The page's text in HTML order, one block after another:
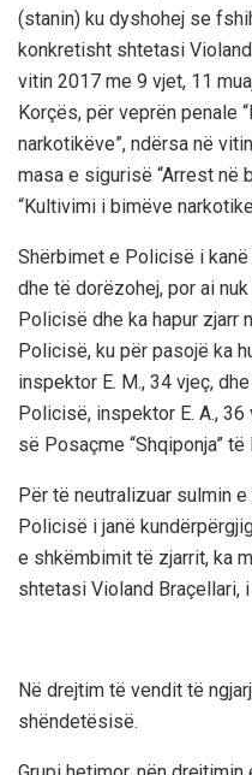
(stanin) ku dyshohej se
konkretisht shtetasi
vitin 2017 me 9 vjet, 11
Korçës, për veprën penale
narkotikëve”, ndërsa në
masa e sigurisë “Arrest në
“Kultivimi i bimëve
Shërbimet e Policisë i
dhe të dorëzohej, por ai
Policisë dhe ka hapur zjarr
Policisë, ku për pasojë ka
inspektor E. M., 34 vjeç,
Policisë, inspektor E. A.,
së Posaçme “Shqiponja” të
Për të neutralizuar sulmin
Policisë i janë
e shkëmbimit të zjarrit, ka
shtetasi Violand Braçellari,
Në drejtim të vendit të
shëndetësisë.